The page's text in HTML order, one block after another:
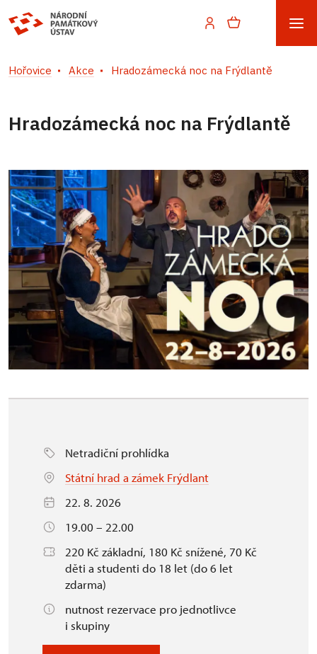
Hořovice Akce Hradozámecká noc na Frýdlantě
Hradozámecká noc na Frýdlantě
Netradiční prohlídka
Státní hrad a zámek Frýdlant
22. 8. 2026
19.00 – 22.00
220 Kč základní, 180 Kč snížené, 70 Kč
děti a studenti do 18 let (do 6 let
zdarma)
nutnost rezervace pro jednotlivce
i skupiny